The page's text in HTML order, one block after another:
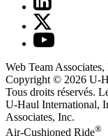
Web Team
Copyright © 2026 U-
Tous droits réservés.
U-Haul International,
Associates, Inc.
Air-Cushioned Ride®